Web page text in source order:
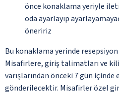
önce konaklama yeriyle
oda ayarlayıp
öneririz
Bu konaklama yerinde
Misafirlere, giriş talimatları ve
varışlarından önceki 7 gün
gönderilecektir. Misafirler özel